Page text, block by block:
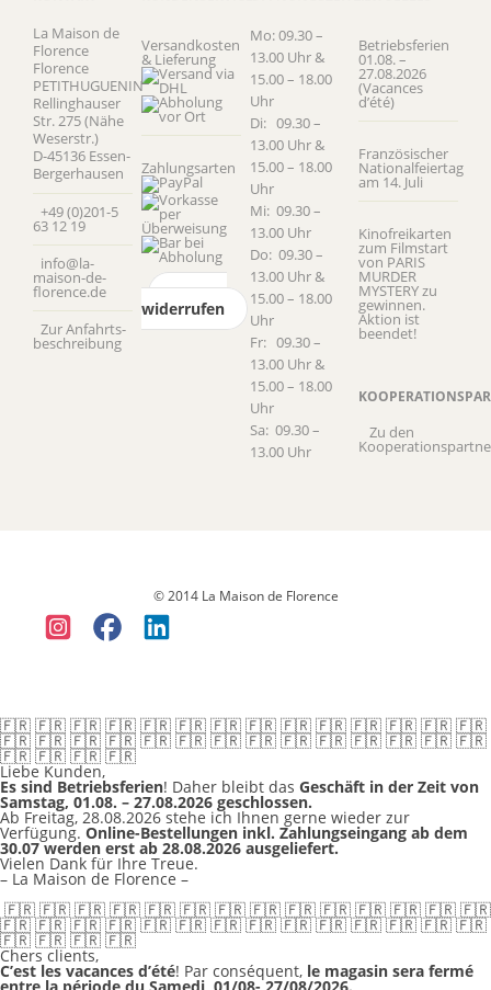
La Maison de
Florence
Florence
PETITHUGUENIN
Rellinghauser
Str. 275 (Nähe
Weserstr.)
D-45136 Essen-
Bergerhausen
+49 (0)201-5
63 12 19
info@la-
maison-de-
florence.de
Zur Anfahrts­
beschreibung
Versandkosten
& Lieferung
Zahlungsarten
Vertrag
widerrufen
Mo: 09.30 –
13.00 Uhr &
15.00 – 18.00
Uhr
Di: 09.30 –
13.00 Uhr &
15.00 – 18.00
Uhr
Mi: 09.30 –
13.00 Uhr
Do: 09.30 –
13.00 Uhr &
15.00 – 18.00
Uhr
Fr: 09.30 –
13.00 Uhr &
15.00 – 18.00
Uhr
Sa: 09.30 –
13.00 Uhr
Betriebsferien
01.08. –
27.08.2026
(Vacances
d’été)
Französischer
Nationalfeiertag
am 14. Juli
Kinofreikarten
zum Filmstart
von PARIS
MURDER
MYSTERY zu
gewinnen.
Aktion ist
beendet!
Zu den
© 2014 La Maison de Florence
🇫🇷 🇫🇷 🇫🇷 🇫🇷 🇫🇷 🇫🇷 🇫🇷 🇫🇷 🇫🇷 🇫🇷 🇫🇷 🇫🇷 🇫🇷 🇫🇷
🇫🇷 🇫🇷 🇫🇷 🇫🇷 🇫🇷 🇫🇷 🇫🇷 🇫🇷 🇫🇷 🇫🇷 🇫🇷 🇫🇷 🇫🇷 🇫🇷
🇫🇷 🇫🇷 🇫🇷 🇫🇷
Liebe Kunden,
Es sind Betriebsferien! Daher bleibt das Geschäft in der Zeit von
Samstag, 01.08. – 27.08.2026 geschlossen.
Ab Freitag, 28.08.2026 stehe ich Ihnen gerne wieder zur
Verfügung. Online-Bestellungen inkl. Zahlungseingang ab dem
30.07 werden erst ab 28.08.2026 ausgeliefert.
Vielen Dank für Ihre Treue.
– La Maison de Florence –
🇫🇷 🇫🇷 🇫🇷 🇫🇷 🇫🇷 🇫🇷 🇫🇷 🇫🇷 🇫🇷 🇫🇷 🇫🇷 🇫🇷 🇫🇷 🇫🇷
🇫🇷 🇫🇷 🇫🇷 🇫🇷 🇫🇷 🇫🇷 🇫🇷 🇫🇷 🇫🇷 🇫🇷 🇫🇷 🇫🇷 🇫🇷 🇫🇷
🇫🇷 🇫🇷 🇫🇷 🇫🇷
Chers clients,
C’est les vacances d’été! Par conséquent, le magasin sera fermé
entre la période du Samedi, 01/08- 27/08/2026.